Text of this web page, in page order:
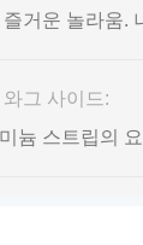
즐거운 놀라움.
와그 사이드:
늄 스트립의